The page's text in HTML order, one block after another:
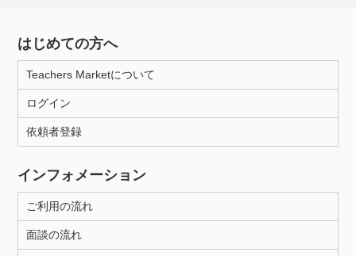
はじめての方へ
Teachers Marketについて
ログイン
依頼者登録
インフォメーション
ご利用の流れ
面談の流れ